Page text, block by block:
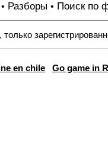
• Разборы • Поиск по
только
en chile Go game in